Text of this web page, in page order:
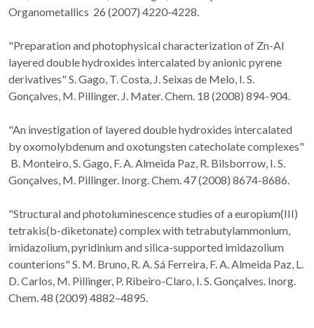
Organometallics 26 (2007) 4220-4228.
"Preparation and photophysical characterization of Zn-Al
layered double hydroxides intercalated by anionic pyrene
derivatives" S. Gago, T. Costa, J. Seixas de Melo, I. S.
Gonçalves, M. Pillinger. J. Mater. Chem. 18 (2008) 894-904.
"An investigation of layered double hydroxides intercalated
by oxomolybdenum and oxotungsten catecholate complexes"
B. Monteiro, S. Gago, F. A. Almeida Paz, R. Bilsborrow, I. S.
Gonçalves, M. Pillinger. Inorg. Chem. 47 (2008) 8674-8686.
"Structural and photoluminescence studies of a europium(III)
tetrakis(b-diketonate) complex with tetrabutylammonium,
imidazolium, pyridinium and silica-supported imidazolium
counterions" S. M. Bruno, R. A. Sá Ferreira, F. A. Almeida Paz, L.
D. Carlos, M. Pillinger, P. Ribeiro-Claro, I. S. Gonçalves. Inorg.
Chem. 48 (2009) 4882–4895.